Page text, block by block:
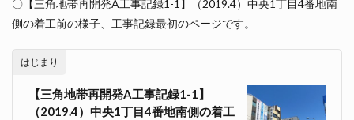
〇【三角地帯再開発A工事記録1-1】（2019.4）中央1丁目4番地南
側の着工前の様子、工事記録最初のページです。
はじまり
【三角地帯再開発A工事記録1-1】
（2019.4）中央1丁目4番地南側の着工